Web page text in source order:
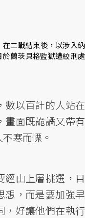
二戰結束後，以涉入納
蘭茨貝格監獄遭絞刑處
數以百計的人站在
畫面既詭譎又帶有
寒而慄。
經由上層挑選，目
想，而是要加強早
，好讓他們在執行